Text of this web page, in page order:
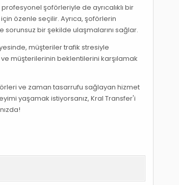
şoförleriyle de ayrıcalıklı bir
özenle seçilir. Ayrıca, şoförlerin
bir şekilde ulaşmalarını sağlar.
müşteriler trafik stresiyle
müşterilerinin beklentilerini karşılamak
ve zaman tasarrufu sağlayan hizmet
yaşamak istiyorsanız, Kral Transfer'i